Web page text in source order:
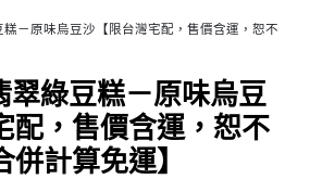
糕－原味烏豆沙【限台灣宅配，售價含運，恕不
翠綠豆糕－原味烏豆
配，售價含運，恕不
計算免運】